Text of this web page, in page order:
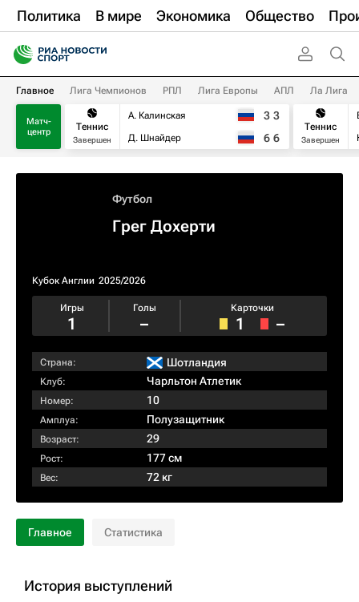
Политика В мире Экономика Общество
Главное Лига Чемпионов РПЛ Лига Европы АПЛ Ла Лига
Матч-
центр
Теннис
Завершен
А. Калинская
Д. Шнайдер
3 3
6 6
Теннис
Завершен
Футбол
Грег Дохерти
Кубок Англии 2025/2026
Игры
1
Голы
–
Карточки
1 –
Страна: Шотландия
Клуб: Чарльтон Атлетик
Номер: 10
Амплуа: Полузащитник
Возраст: 29
Рост: 177 см
Вес: 72 кг
Главное Статистика
История выступлений